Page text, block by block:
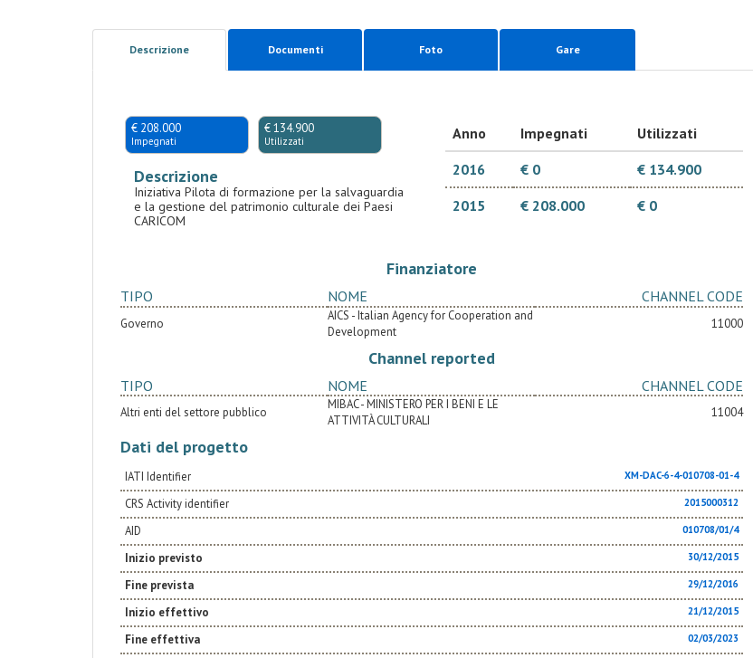
Descrizione Documenti Foto Gare
€ 208.000
Impegnati
€ 134.900
Utilizzati
Descrizione
Iniziativa Pilota di formazione per la salvaguardia
e la gestione del patrimonio culturale dei Paesi
CARICOM
Anno Impegnati
Utilizzati
2016
€ 0
€ 134.900
2015
€ 208.000 € 0
Finanziatore
TIPO NOME CHANNEL CODE
Governo
AICS - Italian Agency for Cooperation and
Development
11000
Channel reported
TIPO NOME CHANNEL CODE
Altri enti del settore pubblico
MIBAC - MINISTERO PER I BENI E LE
ATTIVITÀ CULTURALI
11004
Dati del progetto
IATI Identifier XM-DAC-6-4-010708-01-4
CRS Activity identifier 2015000312
AID 010708/01/4
Inizio previsto 30/12/2015
Fine prevista 29/12/2016
Inizio effettivo 21/12/2015
Fine effettiva 02/03/2023